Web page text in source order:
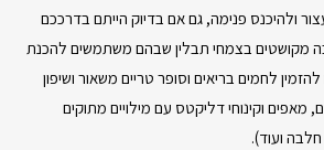
ולהיכנס פנימה, גם אם בדיוק הייתם בדרככם
מקושטים בצמחי תבלין שבהם משתמשים להכנת
לחמים בריאים וסופר טריים משאור ושיפון
מאפים וקינוחי דליקטס עם מילויים מתוקים
ועוד).